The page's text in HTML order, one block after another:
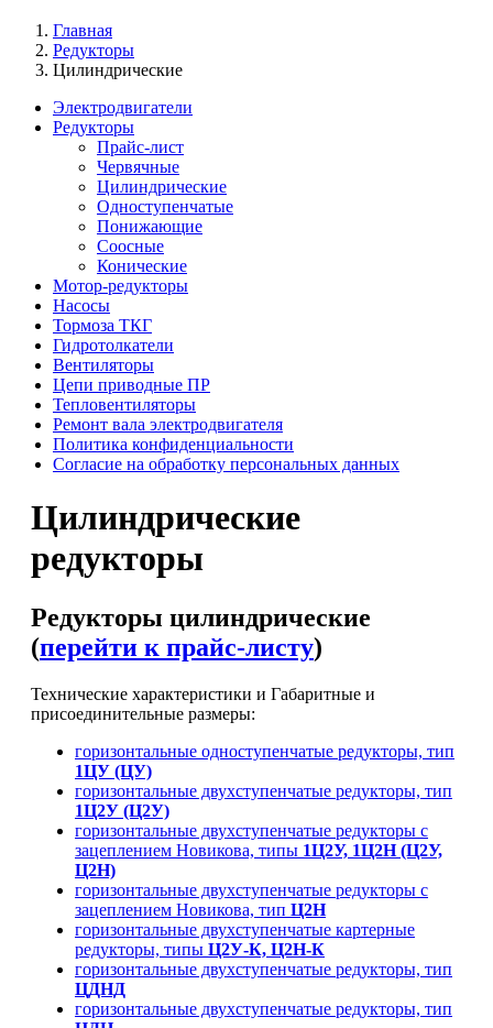
Главная
Редукторы
Цилиндрические
Электродвигатели
Редукторы
Прайс-лист
Червячные
Цилиндрические
Одноступенчатые
Понижающие
Соосные
Конические
Мотор-редукторы
Насосы
Тормоза ТКГ
Гидротолкатели
Вентиляторы
Цепи приводные ПР
Тепловентиляторы
Ремонт вала электродвигателя
Политика конфиденциальности
Согласие на обработку персональных данных
Цилиндрические
редукторы
Редукторы цилиндрические
(перейти к прайс-листу)
Технические характеристики и Габаритные и
присоединительные размеры:
горизонтальные одноступенчатые редукторы, тип
1ЦУ (ЦУ)
горизонтальные двухступенчатые редукторы, тип
1Ц2У (Ц2У)
горизонтальные двухступенчатые редукторы с
зацеплением Новикова, типы 1Ц2У, 1Ц2Н (Ц2У,
Ц2Н)
горизонтальные двухступенчатые редукторы с
зацеплением Новикова, тип Ц2Н
горизонтальные двухступенчатые картерные
редукторы, типы Ц2У-К, Ц2Н-К
горизонтальные двухступенчатые редукторы, тип
ЦДНД
горизонтальные двухступенчатые редукторы, тип